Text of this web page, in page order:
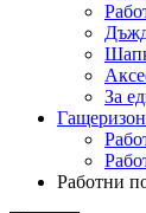
За
Работни